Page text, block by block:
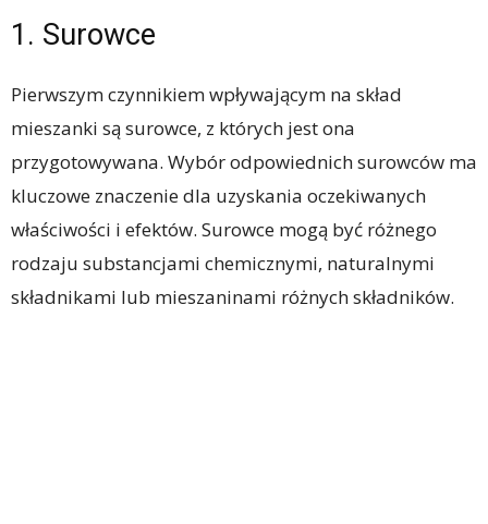
1. Surowce
Pierwszym czynnikiem wpływającym na skład
mieszanki są surowce, z których jest ona
przygotowywana. Wybór odpowiednich surowców ma
kluczowe znaczenie dla uzyskania oczekiwanych
właściwości i efektów. Surowce mogą być różnego
rodzaju substancjami chemicznymi, naturalnymi
składnikami lub mieszaninami różnych składników.